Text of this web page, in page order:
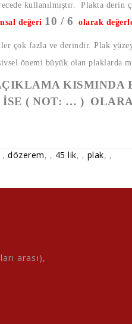
kullanılmıştır. Plakta
değeri 10 / 6 olarak
çok fazla ve derindir. Plak
önemi büyük olan plaklarda
İSE ( NOT: … )
, dözerem, , 45 lik, , plak, ,
arası),